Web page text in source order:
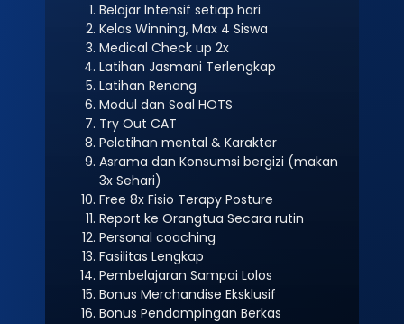
Belajar Intensif setiap hari
Kelas Winning, Max 4 Siswa
Medical Check up 2x
Latihan Jasmani Terlengkap
Latihan Renang
Modul dan Soal HOTS
Try Out CAT
Pelatihan mental & Karakter
Asrama dan Konsumsi bergizi (makan
3x Sehari)
Free 8x Fisio Terapy Posture
Report ke Orangtua Secara rutin
Personal coaching
Fasilitas Lengkap
Pembelajaran Sampai Lolos
Bonus Merchandise Eksklusif
Bonus Pendampingan Berkas